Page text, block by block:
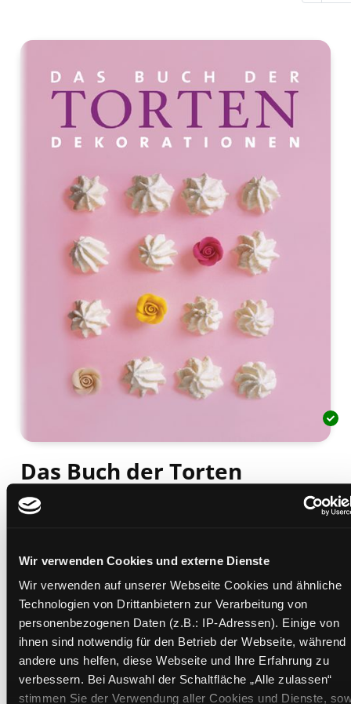
Wir verwenden Cookies und externe Dienste
Wir verwenden auf unserer Webseite Cookies und ähnliche
Technologien von Drittanbietern zur Verarbeitung von
personenbezogenen Daten (z.B.: IP-Adressen). Einige von
ihnen sind notwendig für den Betrieb der Webseite, während
andere uns helfen, diese Webseite und Ihre Erfahrung zu
verbessern. Bei Auswahl der Schaltfläche „Alle zulassen“
stimmen Sie der Verwendung aller Cookies und Dienste,
Das Buch der Torten
Dekorationen
Beschreibung ein-/ausblenden
Mehr Informationen ein-/ausblenden
Exemplare